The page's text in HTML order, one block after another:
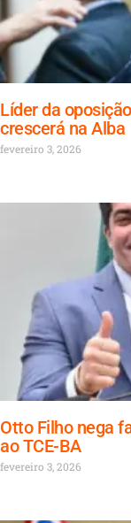
Líder da
crescerá na Alba
fevereiro 3, 2026
Otto Filho nega
ao TCE-BA
fevereiro 3, 2026